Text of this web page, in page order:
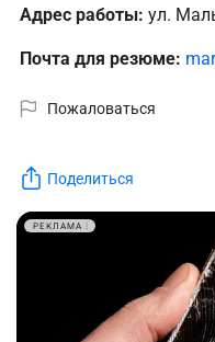
Адрес работы: ул.
Почта для резюме:
Пожаловаться
Поделиться
РЕКЛАМА